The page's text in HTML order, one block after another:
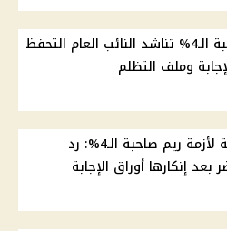
أسرة ريم طالبة الـ4% تناشد النائب العام التحفظ
وملف التظلم
القصة الكاملة لأزمة ريم صاحبة الـ4%: رد
بعد إنكارها أوراق الإجابة